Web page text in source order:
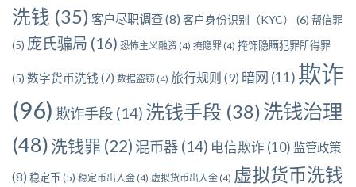
洗钱 (35) 客户尽职调查(8) 客户身份识别（KYC） (6) 帮信罪
(5) 庞氏骗局 (16) 恐怖主义融资 (4) 掩隐罪 (4) 掩饰隐瞒犯罪所得罪
(5) 数字货币洗钱 (7) 数据盗窃 (4) 旅行规则 (9) 暗网 (11) 欺诈
(96) 欺诈手段 (14) 洗钱手段 (38)洗钱治理
(48) 洗钱罪 (22) 混币器 (14) 电信欺诈 (10) 监管政策
(8) 稳定币 (5) 稳定币出入金 (4) 虚拟货币出入金 (4) 虚拟货币洗钱